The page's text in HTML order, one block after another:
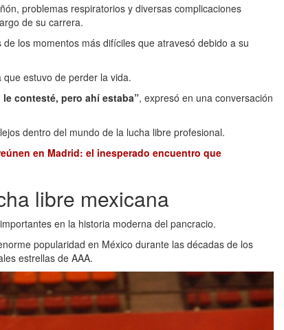
problemas respiratorios y diversas complicaciones
de su carrera.
los momentos más difíciles que atravesó debido a su
estuvo de perder la vida.
contesté, pero ahí estaba”, expresó en una conversación
dentro del mundo de la lucha libre profesional.
en Madrid: el inesperado encuentro que
libre mexicana
en la historia moderna del pancracio.
popularidad en México durante las décadas de los
estrellas de AAA.